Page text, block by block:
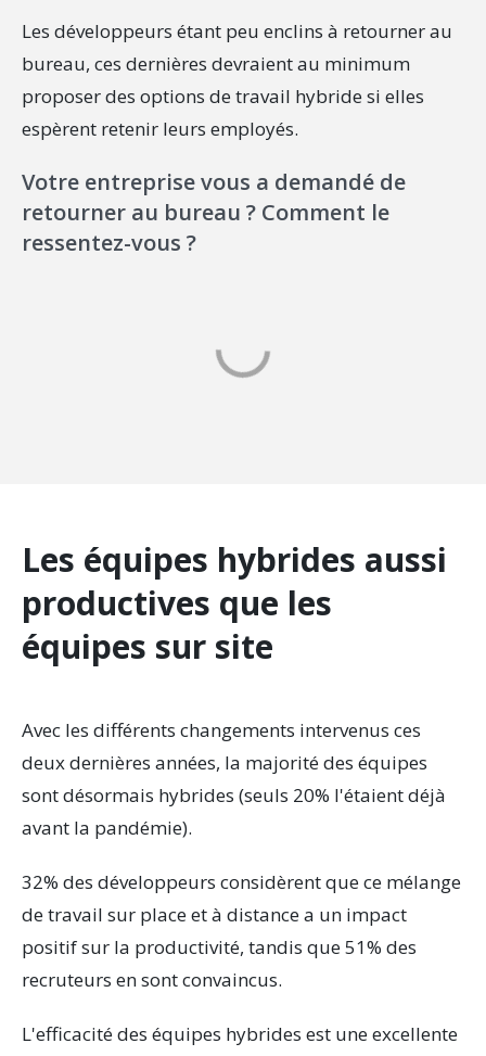
Les développeurs étant peu enclins à retourner au
bureau, ces dernières devraient au minimum
proposer des options de travail hybride si elles
espèrent retenir leurs employés.
Votre entreprise vous a demandé de
retourner au bureau ? Comment le
ressentez-vous ?
Les équipes hybrides aussi
productives que les
équipes sur site
Avec les différents changements intervenus ces
deux dernières années, la majorité des équipes
sont désormais hybrides (seuls 20% l'étaient déjà
avant la pandémie).
32% des développeurs considèrent que ce mélange
de travail sur place et à distance a un impact
positif sur la productivité, tandis que 51% des
recruteurs en sont convaincus.
L'efficacité des équipes hybrides est une excellente